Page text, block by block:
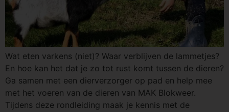
Wat eten varkens (niet)? Waar verblijven de lammetjes?
En hoe kan het dat je zo tot rust komt tussen de dieren?
Ga samen met een dierverzorger op pad en help mee
met het voeren van de dieren van MAK Blokweer.
Tijdens deze rondleiding maak je kennis met de